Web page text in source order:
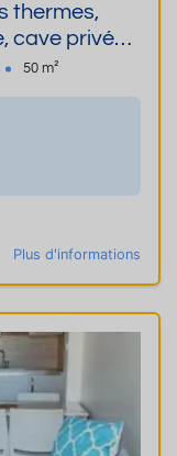
thermes,
cave privée,
ensoleillé,
50 m²
Plus d'informations